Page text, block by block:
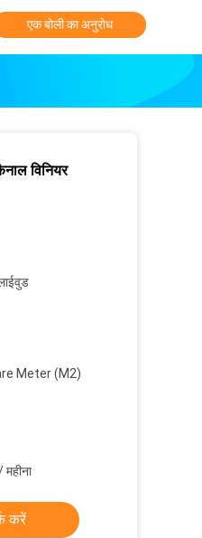
एक बोली का अनुरोध
विनियर
Meter (M2)
करें